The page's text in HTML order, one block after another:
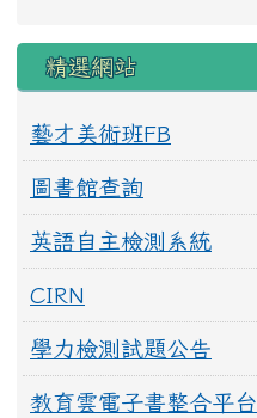
精選網站
藝才美術班FB
圖書館查詢
英語自主檢測系統
CIRN
學力檢測試題公告
教育雲電子書整合平台